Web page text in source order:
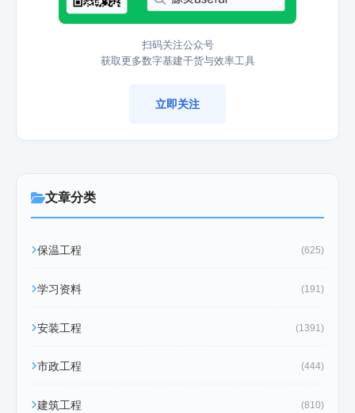
扫码关注公众号
获取更多数字基建干货与效率工具
立即关注
文章分类
保温工程 (625)
学习资料 (191)
安装工程 (1391)
市政工程 (444)
建筑工程 (810)